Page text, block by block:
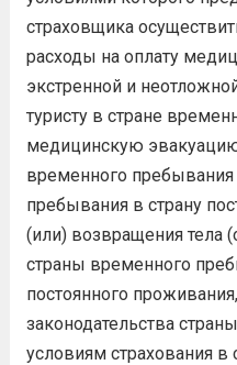
страховщика
расходы на оплату
экстренной и
туристу в стране
медицинскую эвакуацию
временного
пребывания в страну
(или) возвращения тела
страны временного
постоянного
законодательства
условиям страхования в